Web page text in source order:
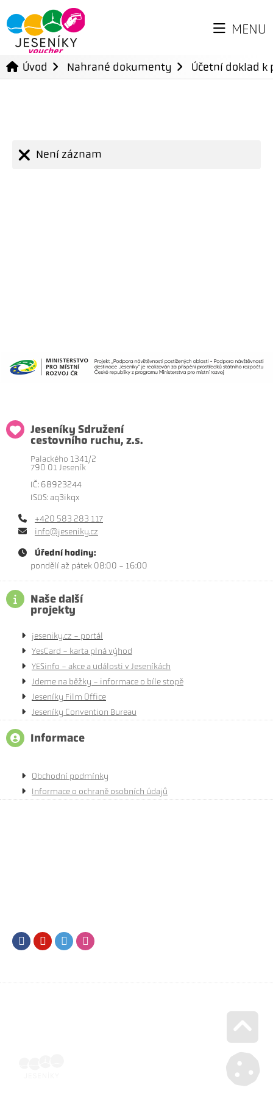
MENU
Úvod Nahrané dokumenty Účetní doklad
Není záznam
Jeseníky Sdružení
cestovního ruchu, z.s.
Palackého 1341/2
790 01 Jeseník
IČ: 68923244
ISDS: aq3ikqx
+420 583 283 117
info@jeseniky.cz
Úřední hodiny:
pondělí až pátek 08:00 - 16:00
Naše další
projekty
jeseniky.cz - portál
YesCard - karta plná výhod
YESinfo - akce a události v Jeseníkách
Jdeme na běžky - informace o bíle stopě
Jeseníky Film Office
Jeseníky Convention Bureau
Informace
Obchodní podmínky
Informace o ochraně osobních údajů
FacebookYoutubeTwitter
Go